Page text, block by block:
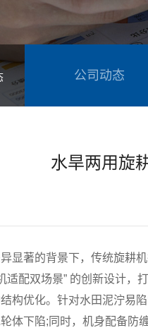
公司动态
水旱两用旋
显著的背景下，传统旋耕
适配双场景” 的创新设计，
优化。针对水田泥泞易陷
体下陷;同时，机身配备